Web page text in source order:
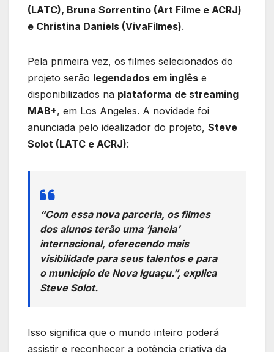
(LATC), Bruna Sorrentino (Art Filme e ACRJ)
e Christina Daniels (VivaFilmes).
Pela primeira vez, os filmes selecionados do
projeto serão legendados em inglês e
disponibilizados na plataforma de streaming
MAB+, em Los Angeles. A novidade foi
anunciada pelo idealizador do projeto, Steve
Solot (LATC e ACRJ):
“Com essa nova parceria, os filmes
dos alunos terão uma ‘janela’
internacional, oferecendo mais
visibilidade para seus talentos e para
o município de Nova Iguaçu.”, explica
Steve Solot.
Isso significa que o mundo inteiro poderá
assistir e reconhecer a potência criativa da